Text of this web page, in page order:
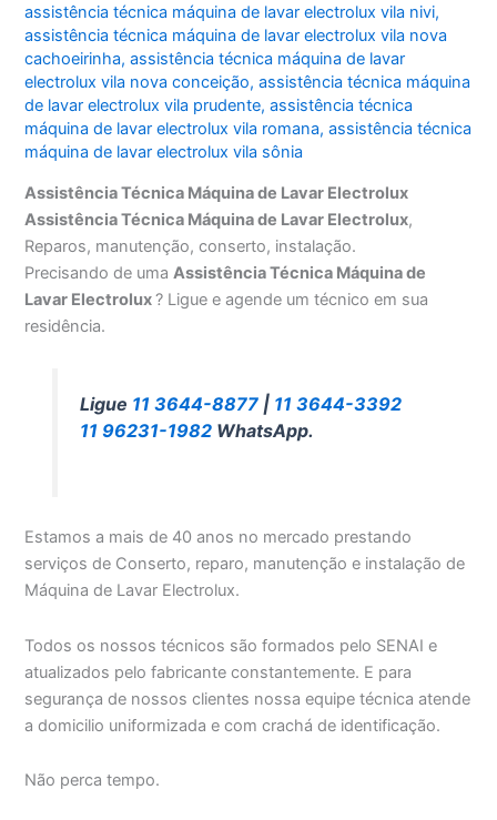
assistência técnica máquina de lavar electrolux vila nivi,
assistência técnica máquina de lavar electrolux vila nova
cachoeirinha,assistência técnica máquina de lavar
electrolux vila nova conceição,assistência técnica máquina
de lavar electrolux vila prudente,assistência técnica
máquina de lavar electrolux vila romana,assistência técnica
máquina de lavar electrolux vila sônia
Assistência Técnica Máquina de Lavar Electrolux
Assistência Técnica Máquina de Lavar Electrolux,
Reparos, manutenção, conserto, instalação.
Precisando de umaAssistência Técnica Máquina de
Lavar Electrolux? Ligue e agende um técnico em sua
residência.
Ligue 11 3644-8877| 11 3644-3392
11 96231-1982WhatsApp.
Estamos a mais de 40 anos no mercado prestando
serviços de Conserto, reparo, manutenção e instalação de
Máquina de Lavar Electrolux.
Todos os nossos técnicos são formados pelo SENAI e
atualizados pelo fabricante constantemente. E para
segurança de nossos clientes nossa equipe técnica atende
a domicilio uniformizada e com crachá de identificação.
Não perca tempo.